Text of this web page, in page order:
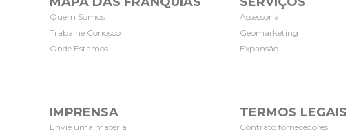
Quem Somos
Trabalhe Conosco
Onde Estamos
Assessoria
Geomarketing
Expansão
IMPRENSA
Envie uma matéria
TERMOS LEGAIS
Contrato fornecedores